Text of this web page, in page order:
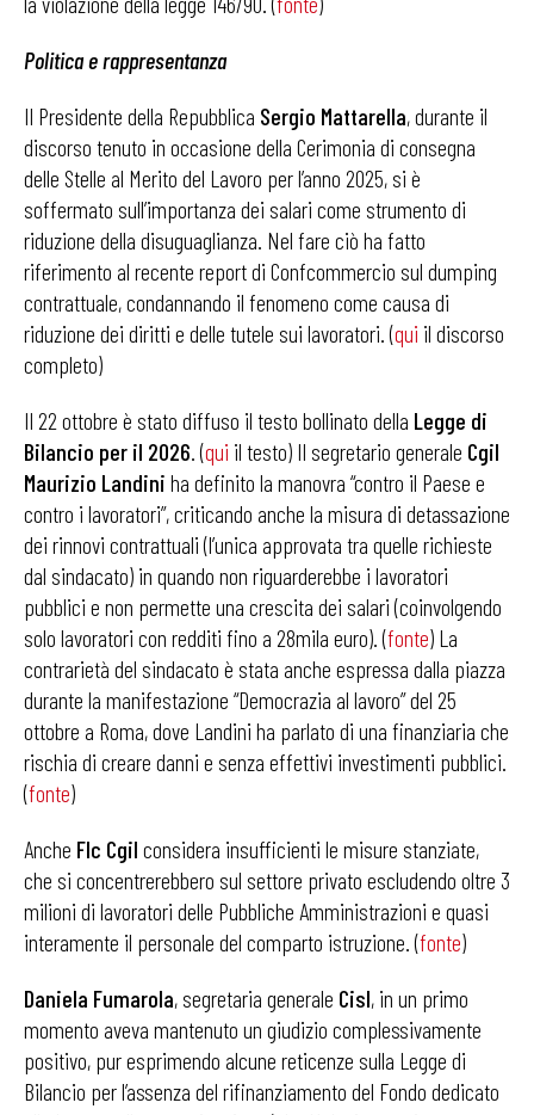
Politica e rappresentanza
Il Presidente della Repubblica Sergio Mattarella, durante il
discorso tenuto in occasione della Cerimonia di consegna
delle Stelle al Merito del Lavoro per l’anno 2025, si è
soffermato sull’importanza dei salari come strumento di
riduzione della disuguaglianza. Nel fare ciò ha fatto
riferimento al recente report di Confcommercio sul dumping
contrattuale, condannando il fenomeno come causa di
riduzione dei diritti e delle tutele sui lavoratori. (qui il discorso
completo)
Il 22 ottobre è stato diffuso il testo bollinato della Legge di
Bilancio per il 2026. (qui il testo) Il segretario generale Cgil
Maurizio Landini ha definito la manovra “contro il Paese e
contro i lavoratori”, criticando anche la misura di detassazione
dei rinnovi contrattuali (l’unica approvata tra quelle richieste
dal sindacato) in quando non riguarderebbe i lavoratori
pubblici e non permette una crescita dei salari (coinvolgendo
solo lavoratori con redditi fino a 28mila euro). (fonte) La
contrarietà del sindacato è stata anche espressa dalla piazza
durante la manifestazione “Democrazia al lavoro” del 25
ottobre a Roma, dove Landini ha parlato di una finanziaria che
rischia di creare danni e senza effettivi investimenti pubblici.
(fonte)
Anche Flc Cgil considera insufficienti le misure stanziate,
che si concentrerebbero sul settore privato escludendo oltre 3
milioni di lavoratori delle Pubbliche Amministrazioni e quasi
interamente il personale del comparto istruzione. (fonte)
Daniela Fumarola, segretaria generale Cisl, in un primo
momento aveva mantenuto un giudizio complessivamente
positivo, pur esprimendo alcune reticenze sulla Legge di
Bilancio per l’assenza del rifinanziamento del Fondo dedicato